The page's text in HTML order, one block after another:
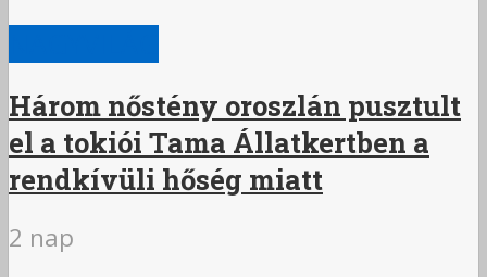
Három nőstény oroszlán pusztult
el a tokiói Tama Állatkertben a
rendkívüli hőség miatt
2 nap